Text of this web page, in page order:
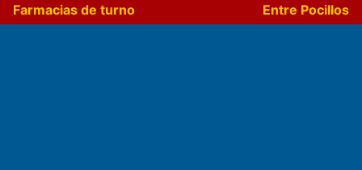
Farmacias de turno
Entre Pocillos